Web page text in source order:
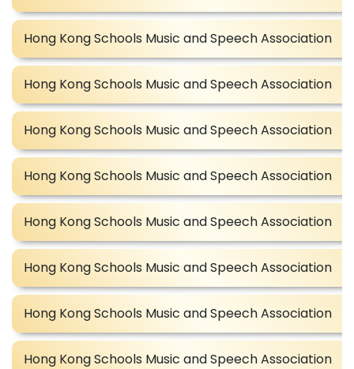
Hong Kong Schools Music and Speech Association
Hong Kong Schools Music and Speech Association
Hong Kong Schools Music and Speech Association
Hong Kong Schools Music and Speech Association
Hong Kong Schools Music and Speech Association
Hong Kong Schools Music and Speech Association
Hong Kong Schools Music and Speech Association
Hong Kong Schools Music and Speech Association